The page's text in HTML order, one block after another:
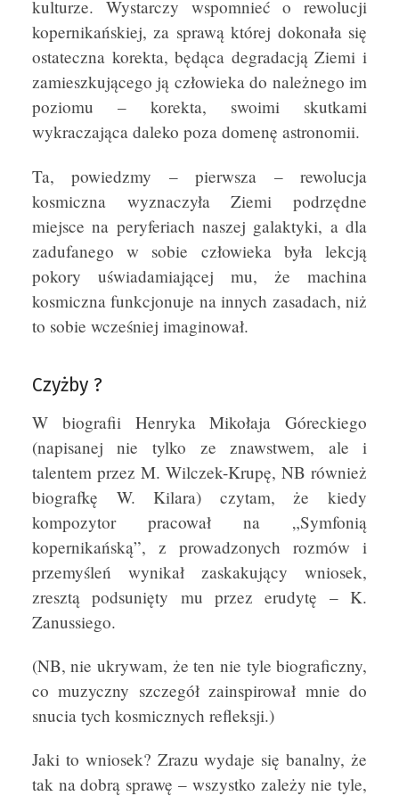
kulturze. Wystarczy wspomnieć o rewolucji
kopernikańskiej, za sprawą której dokonała się
ostateczna korekta, będąca degradacją Ziemi i
zamieszkującego ją człowieka do należnego im
poziomu – korekta, swoimi skutkami
wykraczająca daleko poza domenę astronomii.
Ta, powiedzmy – pierwsza – rewolucja
kosmiczna wyznaczyła Ziemi podrzędne
miejsce na peryferiach naszej galaktyki, a dla
zadufanego w sobie człowieka była lekcją
pokory uświadamiającej mu, że machina
kosmiczna funkcjonuje na innych zasadach, niż
to sobie wcześniej imaginował.
Czyżby ?
W biografii Henryka Mikołaja Góreckiego
(napisanej nie tylko ze znawstwem, ale i
talentem przez M. Wilczek-Krupę, NB również
biografkę W. Kilara) czytam, że kiedy
kompozytor pracował na „Symfonią
kopernikańską”, z prowadzonych rozmów i
przemyśleń wynikał zaskakujący wniosek,
zresztą podsunięty mu przez erudytę – K.
Zanussiego.
(NB, nie ukrywam, że ten nie tyle biograficzny,
co muzyczny szczegół zainspirował mnie do
snucia tych kosmicznych refleksji.)
Jaki to wniosek? Zrazu wydaje się banalny, że
tak na dobrą sprawę – wszystko zależy nie tyle,